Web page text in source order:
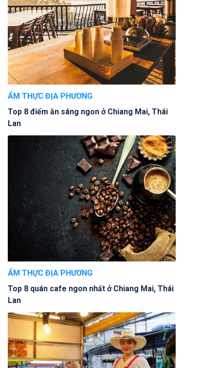
ẨM THỰC ĐỊA PHƯƠNG
Top 8 điểm ăn sáng ngon ở Chiang Mai, Thái
Lan
ẨM THỰC ĐỊA PHƯƠNG
Top 8 quán cafe ngon nhất ở Chiang Mai, Thái
Lan